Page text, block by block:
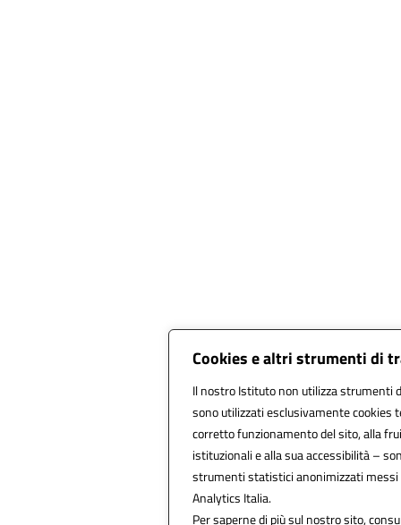
Cookies e altri strumenti di
Il nostro Istituto non utilizza strumenti
sono utilizzati esclusivamente cookies
corretto funzionamento del sito, alla
istituzionali e alla sua accessibilità –
strumenti statistici anonimizzati messi
Analytics Italia.
Per saperne di più sul nostro sito,